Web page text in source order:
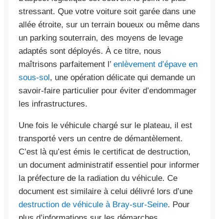
stressant. Que votre voiture soit garée dans une
allée étroite, sur un terrain boueux ou même dans
un parking souterrain, des moyens de levage
adaptés sont déployés. À ce titre, nous
maîtrisons parfaitement l’ enlèvement d’épave en
sous-sol, une opération délicate qui demande un
savoir-faire particulier pour éviter d’endommager
les infrastructures.
Une fois le véhicule chargé sur le plateau, il est
transporté vers un centre de démantèlement.
C’est là qu’est émis le certificat de destruction,
un document administratif essentiel pour informer
la préfecture de la radiation du véhicule. Ce
document est similaire à celui délivré lors d’une
destruction de véhicule à Bray-sur-Seine. Pour